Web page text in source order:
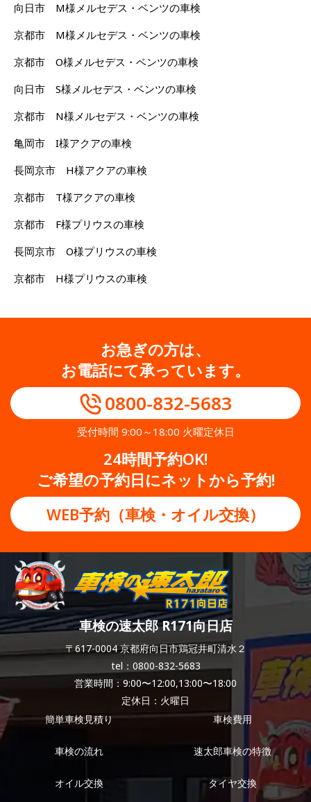
向日市 M様メルセデス・ベンツの車検
京都市 M様メルセデス・ベンツの車検
京都市 O様メルセデス・ベンツの車検
向日市 S様メルセデス・ベンツの車検
京都市 N様メルセデス・ベンツの車検
亀岡市 I様アクアの車検
長岡京市 H様アクアの車検
京都市 T様アクアの車検
京都市 F様プリウスの車検
長岡京市 O様プリウスの車検
京都市 H様プリウスの車検
お急ぎの方は、
お電話にて承っています。
0800-832-5683
受付時間 9:00～18:00 火曜定休日
24時間予約OK!
ご希望の予約日にネットから予約!
WEB予約（車検・オイル交換）
車検の速太郎 R171向日店
〒617-0004 京都府向日市鶏冠井町清水２
tel：0800-832-5683
営業時間：9:00〜12:00,13:00〜18:00
定休日：火曜日
簡単車検見積り
車検費用
車検の流れ 速太郎車検の特徴
オイル交換 タイヤ交換